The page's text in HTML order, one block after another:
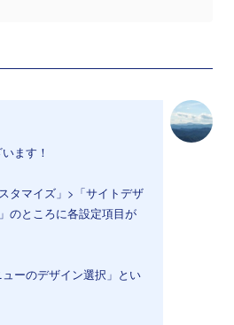
ます！
タマイズ」>「サイトデザ
のところに各設定項目が
ーのデザイン選択」とい